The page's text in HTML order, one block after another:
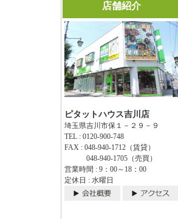
店舗紹介
ピタットハウス吉川店
埼玉県吉川市保１－２９－９
TEL : 0120-900-748
FAX : 048-940-1712（賃貸）
048-940-1705（売買）
営業時間 : 9：00～18：00
定休日 : 水曜日